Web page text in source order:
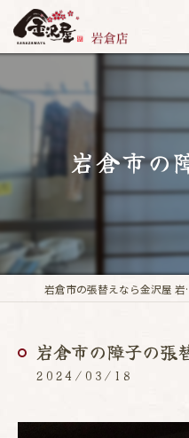
岩倉市の
岩倉市
岩倉市の障子の張
2024/03/18